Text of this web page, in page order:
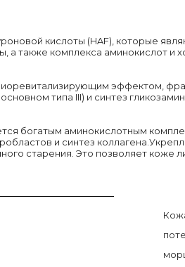
кислоты (HAF), которые
также комплекса аминокислот
эффектом,
типа III) и синтез
богатым аминокислотным
и синтез
старения. Это позволяет коже